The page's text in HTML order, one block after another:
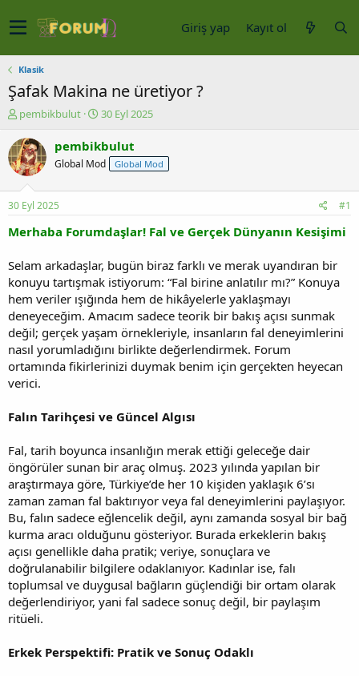
Giriş yap Kayıt ol
Klasik
Şafak Makina ne üretiyor ?
K
n
u
y
b
a
ş
t
a
n
pembikbulut
B
ş
a
ç
r
i
h
i
30 Eyl 2025
pembikbulut
Global Mod Global Mod
30 Eyl 2025 #1
Merhaba Forumdaşlar! Fal ve Gerçek Dünyanın Kesişimi
Selam arkadaşlar, bugün biraz farklı ve merak uyandıran bir
konuyu tartışmak istiyorum: “Fal birine anlatılır mı?” Konuya
hem veriler ışığında hem de hikâyelerle yaklaşmayı
deneyeceğim. Amacım sadece teorik bir bakış açısı sunmak
değil; gerçek yaşam örnekleriyle, insanların fal deneyimlerini
nasıl yorumladığını birlikte değerlendirmek. Forum
ortamında fikirlerinizi duymak benim için gerçekten heyecan
verici.
Falın Tarihçesi ve Güncel Algısı
Fal, tarih boyunca insanlığın merak ettiği geleceğe dair
öngörüler sunan bir araç olmuş. 2023 yılında yapılan bir
araştırmaya göre, Türkiye’de her 10 kişiden yaklaşık 6’sı
zaman zaman fal baktırıyor veya fal deneyimlerini paylaşıyor.
Bu, falın sadece eğlencelik değil, aynı zamanda sosyal bir bağ
kurma aracı olduğunu gösteriyor. Burada erkeklerin bakış
açısı genellikle daha pratik; veriye, sonuçlara ve
doğrulanabilir bilgilere odaklanıyor. Kadınlar ise, falı
toplumsal ve duygusal bağların güçlendiği bir ortam olarak
değerlendiriyor, yani fal sadece sonuç değil, bir paylaşım
ritüeli.
Erkek Perspektifi: Pratik ve Sonuç Odaklı